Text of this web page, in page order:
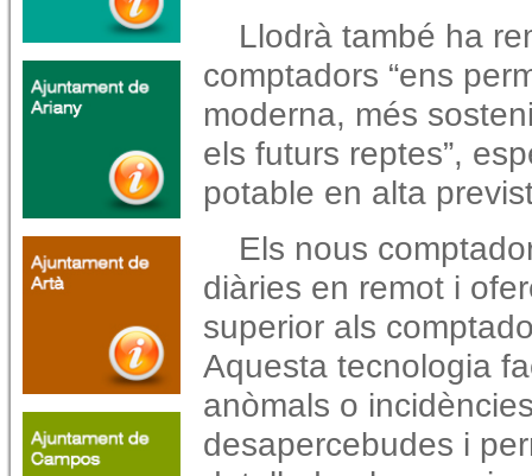
Llodrà també ha
comptadors “ens
moderna, més
els futurs reptes”,
potable en alta
Els nous
diàries en remot i
superior als
Aquesta tecnologia
anòmals o
desapercebudes i